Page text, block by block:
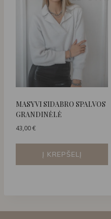
MASYVI SIDABRO SPALVOS
GRANDINĖLĖ
43,00€
Į KREPŠELĮ